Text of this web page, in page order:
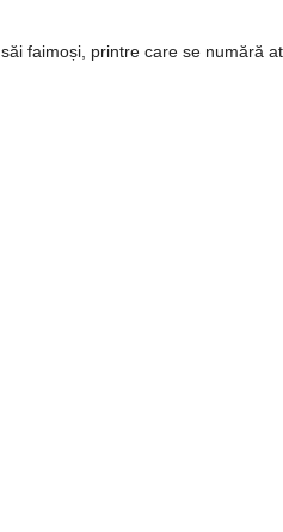
faimoși, printre care se numără